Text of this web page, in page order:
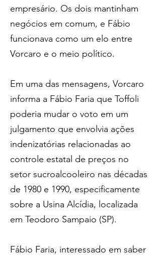
empresário. Os dois mantinham
negócios em comum, e Fábio
funcionava como um elo entre
Vorcaro e o meio político.
Em uma das mensagens, Vorcaro
informa a Fábio Faria que Toffoli
poderia mudar o voto em um
julgamento que envolvia ações
indenizatórias relacionadas ao
controle estatal de preços no
setor sucroalcooleiro nas décadas
de 1980 e 1990, especificamente
sobre a Usina Alcídia, localizada
em Teodoro Sampaio (SP).
Fábio Faria, interessado em saber